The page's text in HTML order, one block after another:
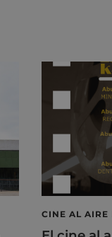
CINE AL AIRE